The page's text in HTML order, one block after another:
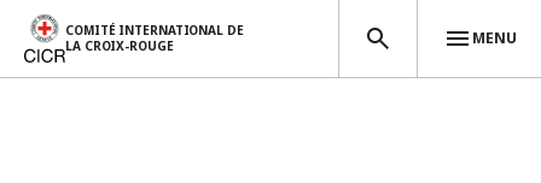
COMITÉ INTERNATIONAL DE
LA CROIX-ROUGE
MENU